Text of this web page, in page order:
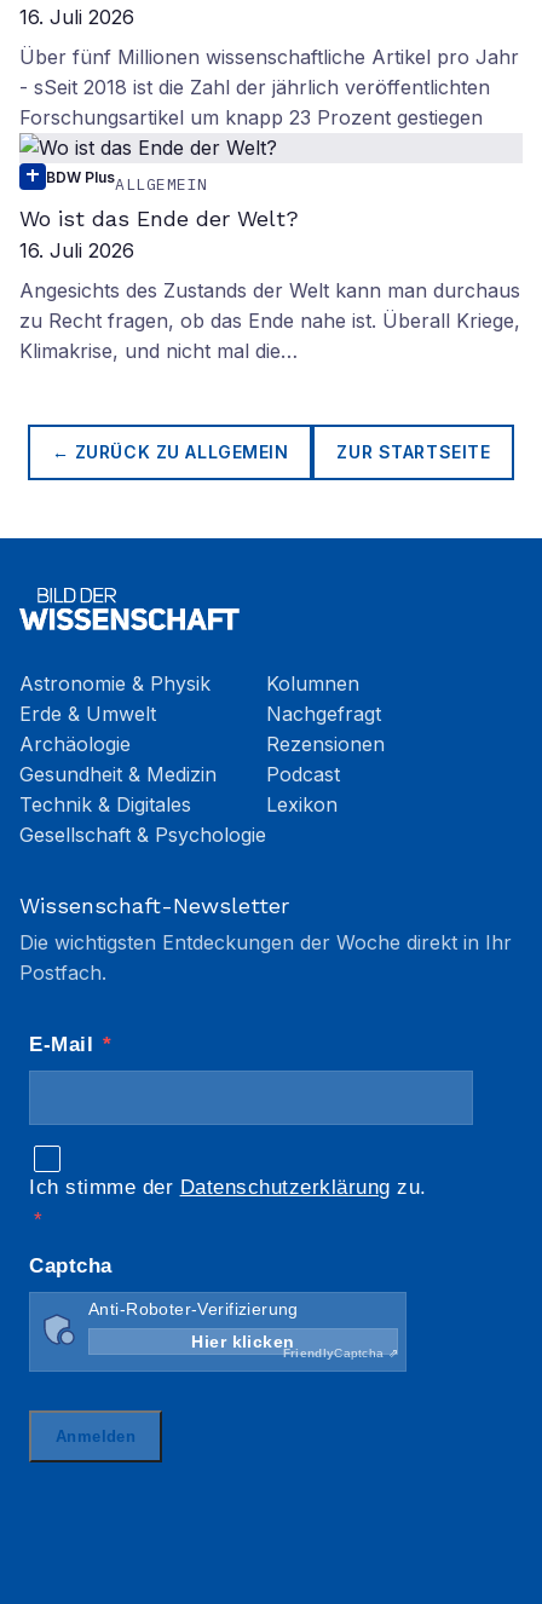
16. Juli 2026
Über fünf Millionen wissenschaftliche Artikel pro Jahr
- sSeit 2018 ist die Zahl der jährlich veröffentlichten
Forschungsartikel um knapp 23 Prozent gestiegen
BDW PlusALLGEMEIN
Wo ist das Ende der Welt?
16. Juli 2026
Angesichts des Zustands der Welt kann man durchaus
zu Recht fragen, ob das Ende nahe ist. Überall Kriege,
Klimakrise, und nicht mal die…
← ZURÜCK ZUALLGEMEIN ZUR STARTSEITE
Astronomie & Physik
Erde & Umwelt
Archäologie
Gesundheit & Medizin
Technik & Digitales
Gesellschaft & Psychologie
Kolumnen
Nachgefragt
Rezensionen
Podcast
Lexikon
Wissenschaft-Newsletter
Die wichtigsten Entdeckungen der Woche direkt in Ihr
Postfach.